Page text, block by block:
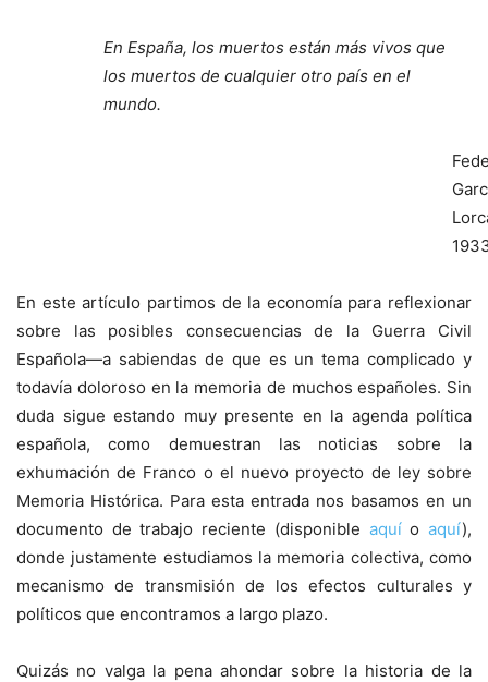
En España, los muertos están más vivos que
los muertos de cualquier otro país en el
mundo.
En este artículo partimos de la economía para reflexionar
sobre las posibles consecuencias de la Guerra Civil
Española—a sabiendas de que es un tema complicado y
todavía doloroso en la memoria de muchos españoles. Sin
duda sigue estando muy presente en la agenda política
española, como demuestran las noticias sobre la
exhumación de Franco o el nuevo proyecto de ley sobre
Memoria Histórica. Para esta entrada nos basamos en un
documento de trabajo reciente (disponible aquíoaquí),
donde justamente estudiamos la memoria colectiva, como
mecanismo de transmisión de los efectos culturales y
políticos que encontramos a largo plazo.
Quizás no valga la pena ahondar sobre la historia de la